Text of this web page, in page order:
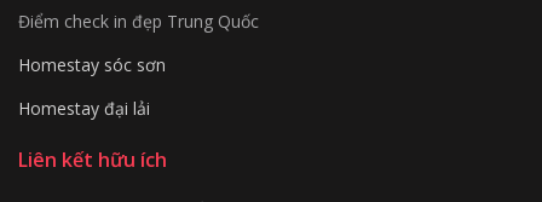
Điểm check in đẹp Trung Quốc
Homestay sóc sơn
Homestay đại lải
Liên kết hữu ích